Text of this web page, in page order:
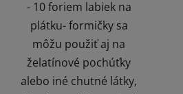
- 10 foriem labiek na
plátku- formičky sa
môžu použiť aj na
želatínové pochúťky
alebo iné chutné látky,